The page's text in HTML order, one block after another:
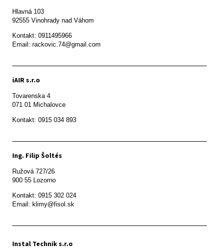
Hlavná 103
92555 Vinohrady nad Váhom
Kontakt: 0911495966
Email: rackovic.74@gmail.com
iAIR s.r.o
Tovarenska 4
071 01 Michalovce
Ing. Filip Šoltés
Ružová 727/26
900 55 Lozorno
Kontakt: 0915 302 024
Email: klimy@fisol.sk
Instal Technik s.r.o